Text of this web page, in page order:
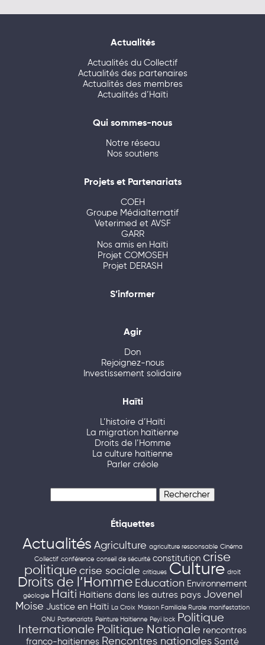
Actualités
Actualités du Collectif
Actualités des partenaires
Actualités des membres
Actualités d’Haïti
Qui sommes-nous
Notre réseau
Nos soutiens
Projets et Partenariats
COEH
Groupe Médialternatif
Veterimed et AVSF
GARR
Nos amis en Haïti
Projet COMOSEH
Projet DERASH
S’informer
Agir
Don
Rejoignez-nous
Investissement solidaire
Haïti
L’histoire d’Haïti
La migration haïtienne
Droits de l’Homme
La culture haïtienne
Parler créole
Étiquettes
Actualités Agriculture agriculture responsable Cinéma
Collectif conférence conseil de sécurité constitution crise
politique crise sociale critiques Culture droit
Droits de l’Homme Education Environnement
géologie Haiti Haïtiens dans les autres pays Jovenel
Moise Justice en Haïti La Croix Maison Familiale Rurale manifestation
ONU Partenariats Peinture Haitienne Peyi lock
Politique
Internationale Politique Nationale rencontres
franco-haitiennes Rencontres nationales Santé